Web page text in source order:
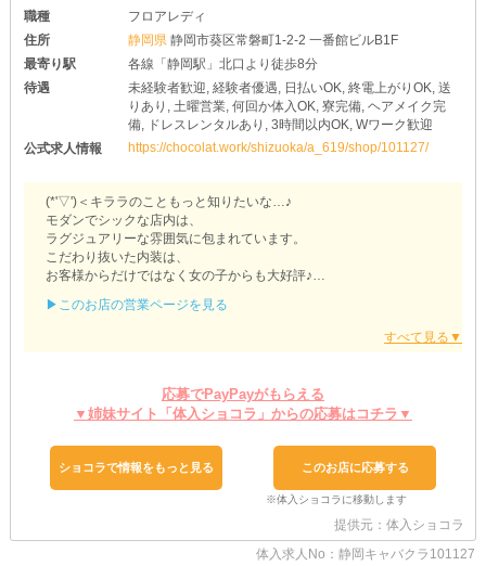
職種
フロアレディ
住所
静岡県静岡市葵区常磐町1-2-2 一番館ビルB1F
最寄り駅
各線「静岡駅」北口より徒歩8分
待遇
未経験者歓迎, 経験者優遇, 日払いOK, 終電上がりOK, 送
りあり, 土曜営業, 何回か体入OK, 寮完備, ヘアメイク完
備, ドレスレンタルあり, 3時間以内OK, Wワーク歓迎
公式求人情報
https://chocolat.work/shizuoka/a_619/shop/101127/
(*'▽')＜キララのこともっと知りたいな…♪
モダンでシックな店内は、
ラグジュアリーな雰囲気に包まれています。
こだわり抜いた内装は、
お客様からだけではなく女の子からも大好評♪
ぜひ体入してチェックしてくださいね◎
ごちゃごちゃとならないように、
個人ロッカーを完備しました◎
荷物をしっかり保管しておけるから安心です☆
バックヤードの隅っこでバタバタ着替え…。
なんて、大切な女の子にはさせられません！！
気にせずゆっくりとお着替えできます◎
▶このお店の営業ページを見る
応募でPayPayがもらえる
▼姉妹サイト「体入ショコラ」からの応募はコチラ▼
ショコラで情報をもっと見る このお店に応募する
提供元：体入ショコラ
体入求人No：静岡キャバクラ101127